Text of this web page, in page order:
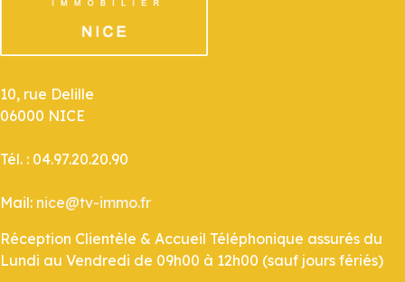
10, rue Delille
06000 NICE
Tél. : 04.97.20.20.90
Mail: nice@tv-immo.fr
Réception Clientèle & Accueil Téléphonique assurés du
Lundi au Vendredi de 09h00 à 12h00 (sauf jours fériés)